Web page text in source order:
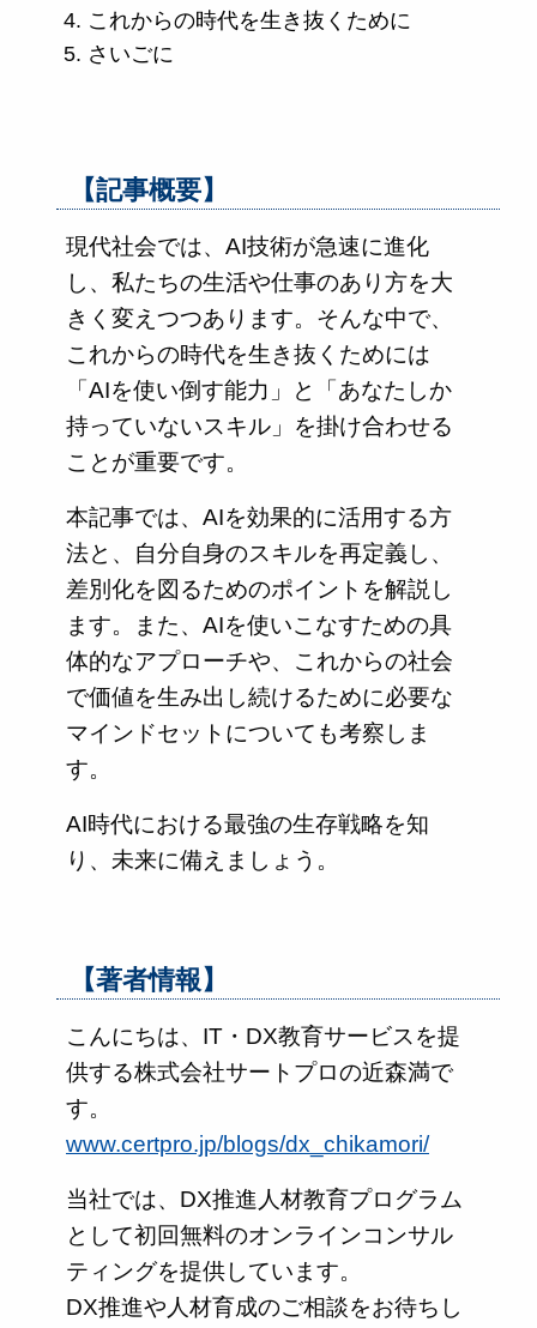
これからの時代を生き抜くために
さいごに
【記事概要】
現代社会では、AI技術が急速に進化
し、私たちの生活や仕事のあり方を大
きく変えつつあります。そんな中で、
これからの時代を生き抜くためには
「AIを使い倒す能力」と「あなたしか
持っていないスキル」を掛け合わせる
ことが重要です。
本記事では、AIを効果的に活用する方
法と、自分自身のスキルを再定義し、
差別化を図るためのポイントを解説し
ます。また、AIを使いこなすための具
体的なアプローチや、これからの社会
で価値を生み出し続けるために必要な
マインドセットについても考察しま
す。
AI時代における最強の生存戦略を知
り、未来に備えましょう。
【著者情報】
こんにちは、IT・DX教育サービスを提
供する株式会社サートプロの近森満で
す。
www.certpro.jp/blogs/dx_chikamori/
当社では、DX推進人材教育プログラム
として初回無料のオンラインコンサル
ティングを提供しています。
DX推進や人材育成のご相談をお待ちし